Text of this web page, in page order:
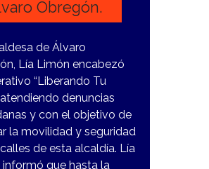
Obregón.
de Álvaro
Lía Limón encabezó
“Liberando Tu
atendiendo denuncias
y con el objetivo de
la movilidad y seguridad
de esta alcaldía. Lía
informó que hasta la